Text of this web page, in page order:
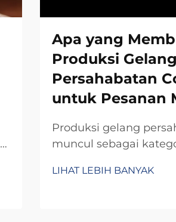
Apa yang
Produksi Gelang
Persahabatan
untuk Pesanan
Produksi gelang
muncul sebagai
untuk pesanan
LIHAT LEBIH BANYAK